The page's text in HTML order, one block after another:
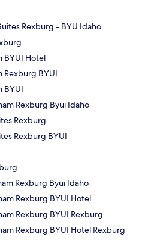
Rexburg - BYU Idaho
BYUI Hotel
Rexburg BYUI
BYUI
Rexburg Byui Idaho
Rexburg
Rexburg BYUI
Rexburg Byui Idaho
Rexburg BYUI Hotel
Rexburg BYUI Rexburg
Rexburg BYUI Hotel Rexburg